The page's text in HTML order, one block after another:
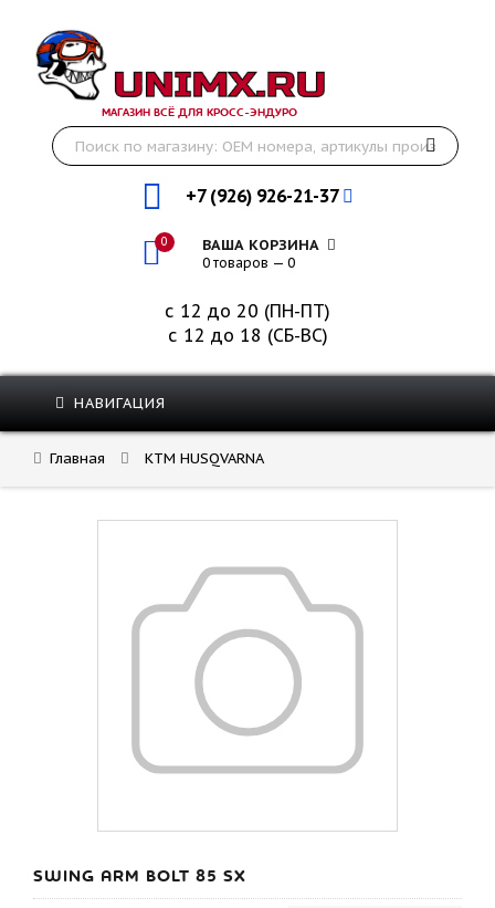
МАГАЗИН ВСЁ ДЛЯ КРОСС-ЭНДУРО
+7 (926) 926-21-37
0 ВАША КОРЗИНА
0 товаров — 0
с 12 до 20 (ПН-ПТ)
с 12 до 18 (СБ-ВС)
НАВИГАЦИЯ
Главная KTM HUSQVARNA
SWING ARM BOLT 85 SX